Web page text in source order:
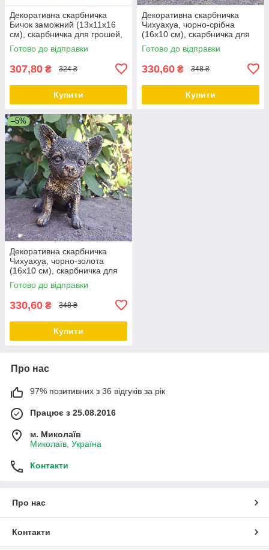
Декоративна скарбничка
Бичок заможний (13х11х16
см), скарбничка для грошей,
скарбничка у вигляді бичка
Готово до відправки
307,80 ₴ 324 ₴
Купити
Декоративна скарбничка
Чихуахуа, чорно-срібна
(16х10 см), скарбничка для
грошей, скарбничка у вигляді
собачки
Готово до відправки
330,60 ₴ 348 ₴
Купити
–5%
Декоративна скарбничка
Чихуахуа, чорно-золота
(16х10 см), скарбничка для
грошей, скарбничка у вигляді
собачки
Готово до відправки
330,60 ₴ 348 ₴
Купити
Про нас
97% позитивних з 36 відгуків за рік
Працює з 25.08.2016
м. Миколаїв
Миколаїв, Україна
Контакти
Про нас
Контакти